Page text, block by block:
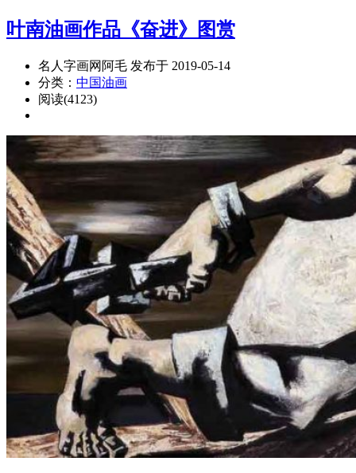
叶南油画作品《奋进》图赏
名人字画网阿毛 发布于 2019-05-14
分类： 中国油画
阅读(4123)